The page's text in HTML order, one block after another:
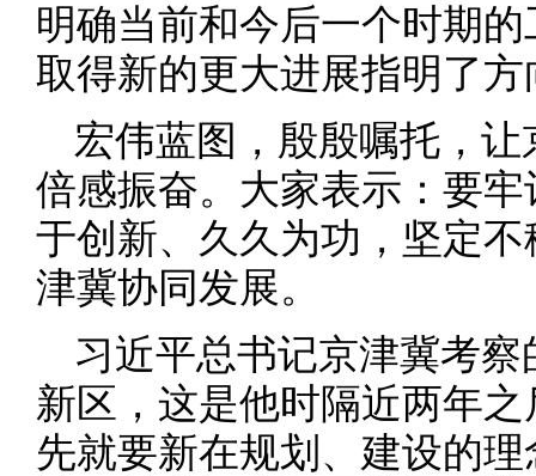
明确当前和今后一个时期
取得新的更大进展指明了方
宏伟蓝图，殷殷嘱托，
倍感振奋。大家表示：要
于创新、久久为功，坚定
津冀协同发展。
习近平总书记京津冀考
新区，这是他时隔近两年
先就要新在规划、建设的